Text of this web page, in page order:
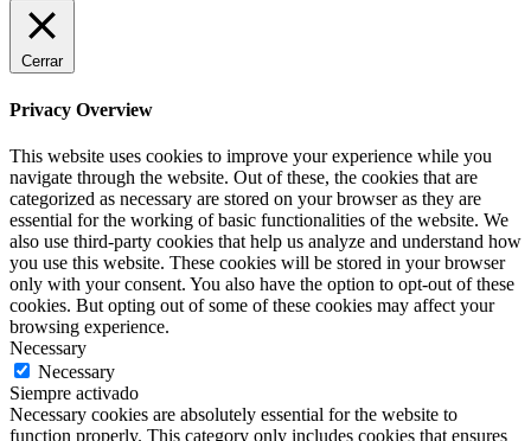
Cerrar
Privacy Overview
This website uses cookies to improve your experience while you
navigate through the website. Out of these, the cookies that are
categorized as necessary are stored on your browser as they are
essential for the working of basic functionalities of the website. We
also use third-party cookies that help us analyze and understand how
you use this website. These cookies will be stored in your browser
only with your consent. You also have the option to opt-out of these
cookies. But opting out of some of these cookies may affect your
browsing experience.
Necessary
Necessary
Siempre activado
Necessary cookies are absolutely essential for the website to
function properly. This category only includes cookies that ensures